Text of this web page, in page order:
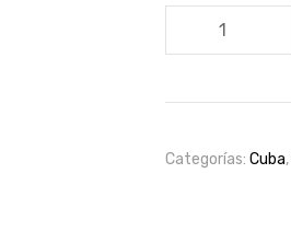
cantidad
Categorías: Cuba,